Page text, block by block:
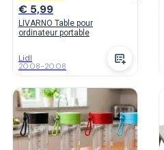
€ 5,99
LIVARNO Table pour
ordinateur portable
Lidl
20.08-20.08